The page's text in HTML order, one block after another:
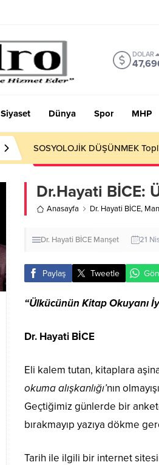
DOLAR
Siyaset Dünya Spor MHP
Okumayı Pek de Sevmiyoruz
Dr.Hayati BİCE:
Anasayfa Dr. Hayati BİCE,
Dr. Hayati BİCE Manşet 21
Paylaş Tweetle
“Ülkücünün Kitap Okuyanı
Dr. Hayati BİCE
Eli kalem tutan, kitaplara
okuma alışkanlığı’nın
Geçtiğimiz günlerde bir
bırakmayıp yazıya dökme
Tarih ile ilgili bir internet